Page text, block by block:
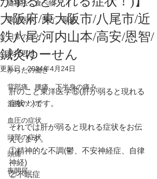
健康法、食べ物
東洋医学、漢方、鍼灸
日常のこと
東洋思想
からだの働き
背部痛、腰痛、下半身の痛み
治療のツボ
血圧の症状
頭部の症状
頭痛
夜間尿
大阪府/東大阪市/八尾市/近
鉄八尾/河内山本/高安/恩智/
鍼灸ゆーせん
更新日：2024年4月24日
肝のこと東洋医学⑥(肝が弱ると現れる
症状！)です。
それでは肝が弱ると現れる症状をお伝
えします。
①精神的な不調(鬱、不安神経症、自律
神経)
②不眠症